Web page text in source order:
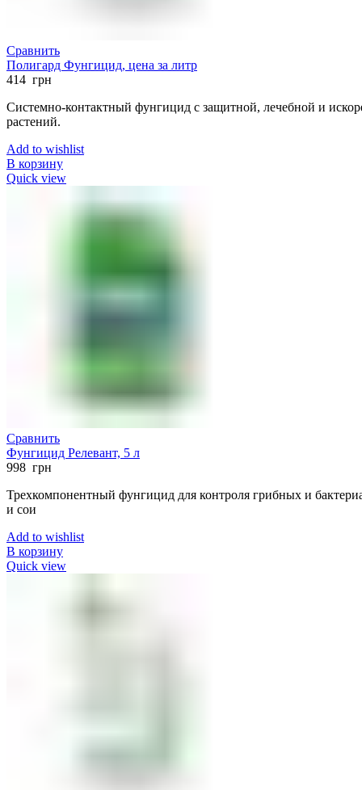
Сравнить
Полигард Фунгицид, цена за литр
414 грн
Системно-контактный фунгицид с защитной, лечебной и
растений.
Add to wishlist
В корзину
Quick view
Сравнить
Фунгицид Релевант, 5 л
998 грн
Трехкомпонентный фунгицид для контроля грибных и
и сои
Add to wishlist
В корзину
Quick view